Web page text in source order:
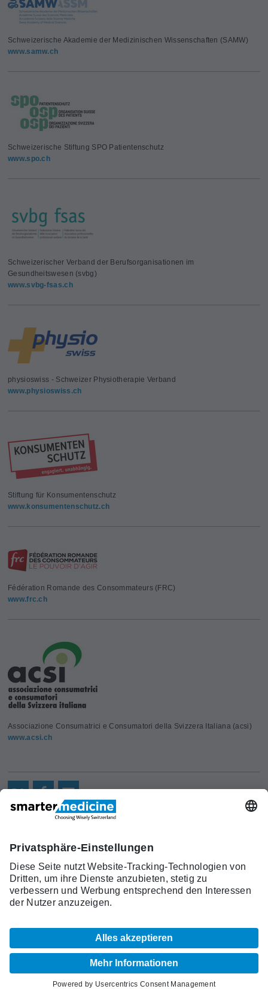
Schweizerische Akademie der Medizinischen Wissenschaften (SAMW)
www.samw.ch
Schweizerische Stiftung SPO Patientenschutz
www.spo.ch
Schweizerischer Verband der Berufsorganisationen im
Gesundheitswesen (svbg)
www.svbg-fsas.ch
physioswiss - Schweizer Physiotherapie Verband
www.physioswiss.ch
Stiftung für Konsumentenschutz
www.konsumentenschutz.ch
Fédération Romande des Consommateurs (FRC)
www.frc.ch
Associazione Consumatrici e Consumatori della Svizzera Italiana (acsi)
www.acsi.ch
smarter
medicine?
Top-5-
Listen
Forschung
c/o Schweizerische Gesellschaft für
Monbijoustrasse 43, Postfach, 3001 Bern
Telefon +41 31 370 40 00, Fax +41 31 370
40 19
© 2026 SGAIMImpressum AGB Datenschutz Sitemap
Cookie Einstellungen